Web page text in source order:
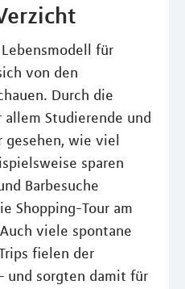
für
von den
Durch die
allem Studierende und
wie viel
sparen
Barbesuche
Shopping-Tour am
viele spontane
fielen der
und sorgten damit für